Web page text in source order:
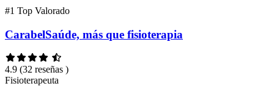
#1 Top Valorado
CarabelSaúde, más que fisioterapia
4.9 (32 reseñas )
Fisioterapeuta